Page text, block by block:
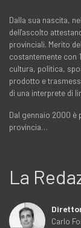
Dalla sua nascita,
dell'ascolto
provinciali. Merito
costantemente con
cultura, politica,
prodotto e
di una interprete di
Dal gennaio 2000 è
provincia…
La
Carlo